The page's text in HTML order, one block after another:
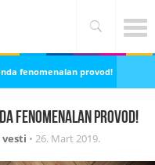
fenomenalan provod!
fenomenalan provod!
vesti • 26. Mart 2019.